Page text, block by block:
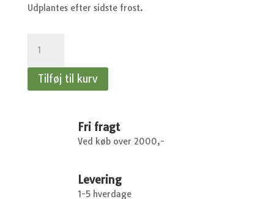
Udplantes efter sidste frost.
antal
Tilføj til kurv
Fri fragt
Ved køb over 2000,-
Levering
1-5 hverdage